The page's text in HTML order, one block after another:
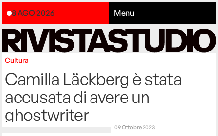
8 AGO 2026 Menu
Cultura
Camilla Läckberg è stata
accusata di avere un
ghostwriter
09 Ottobre 2023